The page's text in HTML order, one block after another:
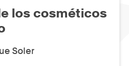
los cosméticos
Soler